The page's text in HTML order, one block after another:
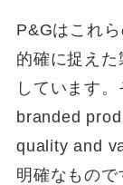
P&Gはこれ
的確に捉え
しています
branded
quality and
明確なもので